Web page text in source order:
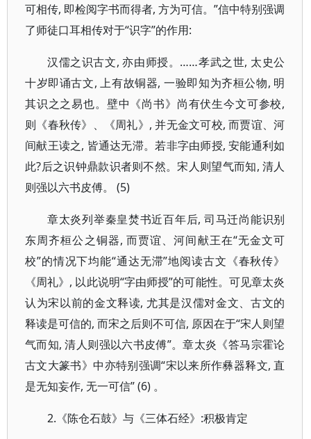
可相传, 即检阅字书而得者, 方为可信。”信中特别强调
了师徒口耳相传对于“识字”的作用:
汉儒之识古文, 亦由师授。……孝武之世, 太史公
十岁即诵古文, 上有故铜器, 一验即知为齐桓公物, 明
其识之之易也。壁中《尚书》尚有伏生今文可参校,
则《春秋传》、《周礼》, 并无金文可校, 而贾谊、河
间献王读之, 皆通达无滞。若非字由师授, 安能通利如
此?后之识钟鼎款识者则不然。宋人则望气而知, 清人
则强以六书皮傅。 (5)
章太炎列举秦皇焚书近百年后, 司马迁尚能识别
东周齐桓公之铜器, 而贾谊、河间献王在“无金文可
校”的情况下均能“通达无滞”地阅读古文《春秋传》
《周礼》, 以此说明“字由师授”的可能性。可见章太炎
认为宋以前的金文释读, 尤其是汉儒对金文、古文的
释读是可信的, 而宋之后则不可信, 原因在于“宋人则望
气而知, 清人则强以六书皮傅”。章太炎《答马宗霍论
古文大篆书》中亦特别强调“宋以来所作彝器释文, 直
是无知妄作, 无一可信” (6) 。
2.《陈仓石鼓》与《三体石经》:积极肯定